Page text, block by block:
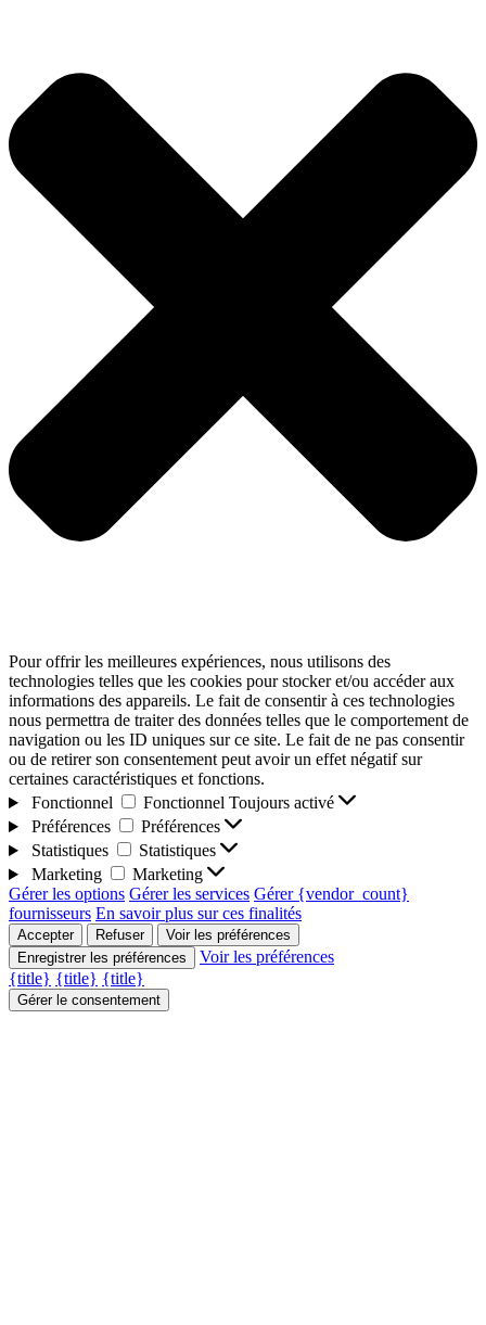
Pour offrir les meilleures expériences, nous utilisons des
technologies telles que les cookies pour stocker et/ou accéder aux
informations des appareils. Le fait de consentir à ces technologies
nous permettra de traiter des données telles que le comportement de
navigation ou les ID uniques sur ce site. Le fait de ne pas consentir
ou de retirer son consentement peut avoir un effet négatif sur
certaines caractéristiques et fonctions.
Fonctionnel
Fonctionnel Toujours activé
Préférences
Préférences
Statistiques
Statistiques
Marketing
Marketing
Gérer les options Gérer les services Gérer {vendor_count}
fournisseurs En savoir plus sur ces finalités
Accepter Refuser
Voir les préférences
Enregistrer les préférences
Voir les préférences
{title} {title} {title}
Gérer le consentement